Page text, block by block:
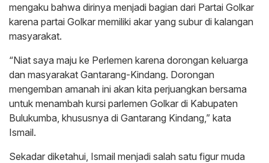
mengaku bahwa dirinya menjadi bagian dari Partai Golkar
karena partai Golkar memiliki akar yang subur di kalangan
masyarakat.
“Niat saya maju ke Perlemen karena dorongan keluarga
dan masyarakat Gantarang-Kindang. Dorongan
mengemban amanah ini akan kita perjuangkan bersama
untuk menambah kursi parlemen Golkar di Kabupaten
Bulukumba, khususnya di Gantarang Kindang,” kata
Ismail.
Sekadar diketahui, Ismail menjadi salah satu figur muda